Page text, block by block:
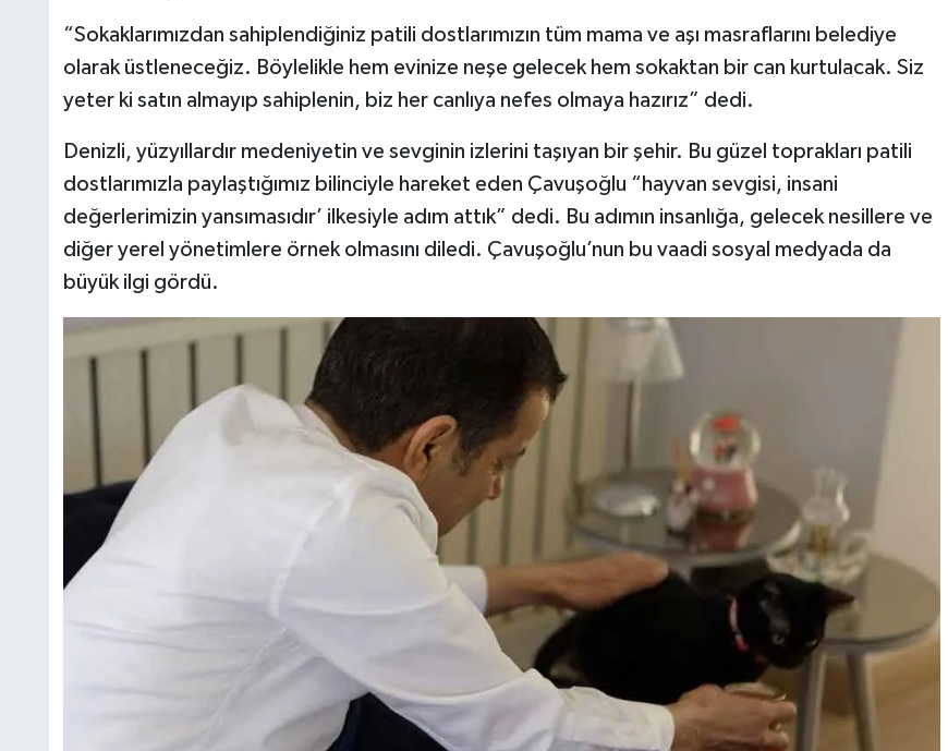
“Sokaklarımızdan sahiplendiğiniz patili dostlarımızın tüm mama ve aşı masraflarını belediye
olarak üstleneceğiz. Böylelikle hem evinize neşe gelecek hem sokaktan bir can kurtulacak. Siz
yeter ki satın almayıp sahiplenin, biz her canlıya nefes olmaya hazırız” dedi.
Denizli, yüzyıllardır medeniyetin ve sevginin izlerini taşıyan bir şehir. Bu güzel toprakları patili
dostlarımızla paylaştığımız bilinciyle hareket eden Çavuşoğlu “hayvan sevgisi, insani
değerlerimizin yansımasıdır’ ilkesiyle adım attık” dedi. Bu adımın insanlığa, gelecek nesillere ve
diğer yerel yönetimlere örnek olmasını diledi. Çavuşoğlu’nun bu vaadi sosyal medyada da
büyük ilgi gördü.